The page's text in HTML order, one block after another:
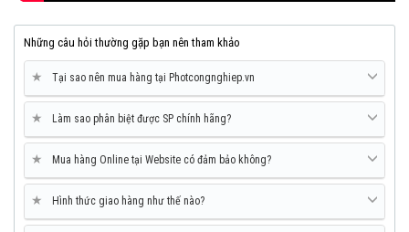
Những câu hỏi thường gặp bạn nên tham khảo
★ Tại sao nên mua hàng tại Photcongnghiep.vn
★ Làm sao phân biệt được SP chính hãng?
★ Mua hàng Online tại Website có đảm bảo không?
★ Hình thức giao hàng như thế nào?